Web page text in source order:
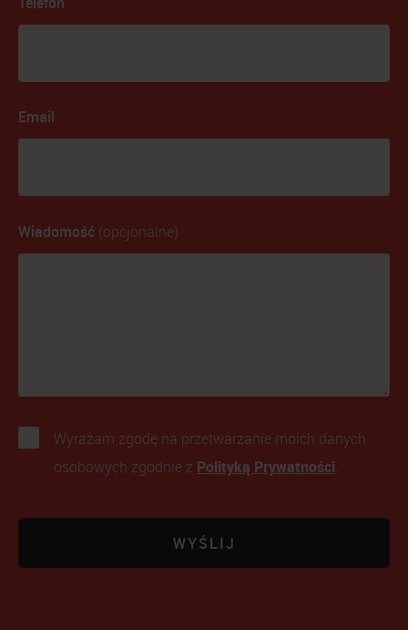
Email
Wiadomość(opcjonalne)
Wyrażam zgodę na przetwarzanie moich danych
osobowych zgodnie z Polityką Prywatności.